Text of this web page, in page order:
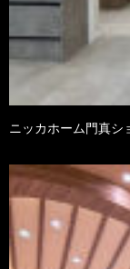
ニッカホーム門真シ